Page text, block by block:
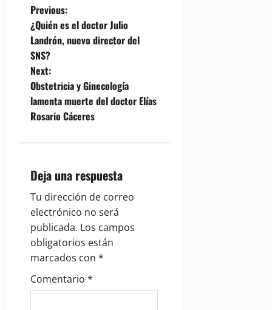
P
o
s
t
n
v
i
g
a
t
i
Previous:
¿Quién es el doctor Julio
Landrón, nuevo director del
SNS?
Next:
Obstetricia y Ginecología
lamenta muerte del doctor Elías
Rosario Cáceres
Deja una respuesta
Tu dirección de correo
electrónico no será
publicada. Los campos
obligatorios están
marcados con *
Comentario *